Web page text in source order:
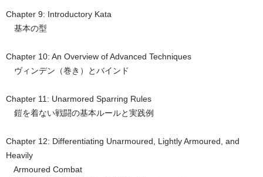
Chapter 9: Introductory Kata
基本の型
Chapter 10: An Overview of Advanced Techniques
ヴィンデン（巻き）とバインド
Chapter 11: Unarmored Sparring Rules
鎧を着ない戦闘の基本ルールと実践例
Chapter 12: Differentiating Unarmoured, Lightly Armoured, and
Heavily
Armoured Combat